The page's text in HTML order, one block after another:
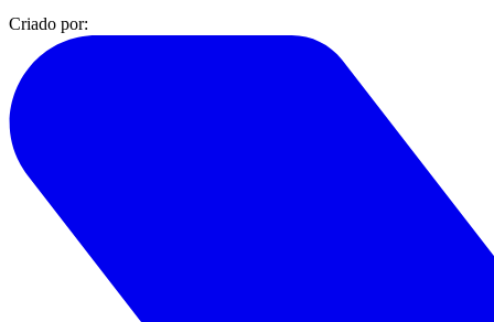
Criado por: